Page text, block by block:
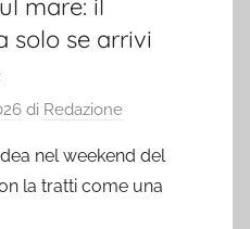
mare: il
solo se arrivi
di Redazione
nel weekend del
la tratti come una